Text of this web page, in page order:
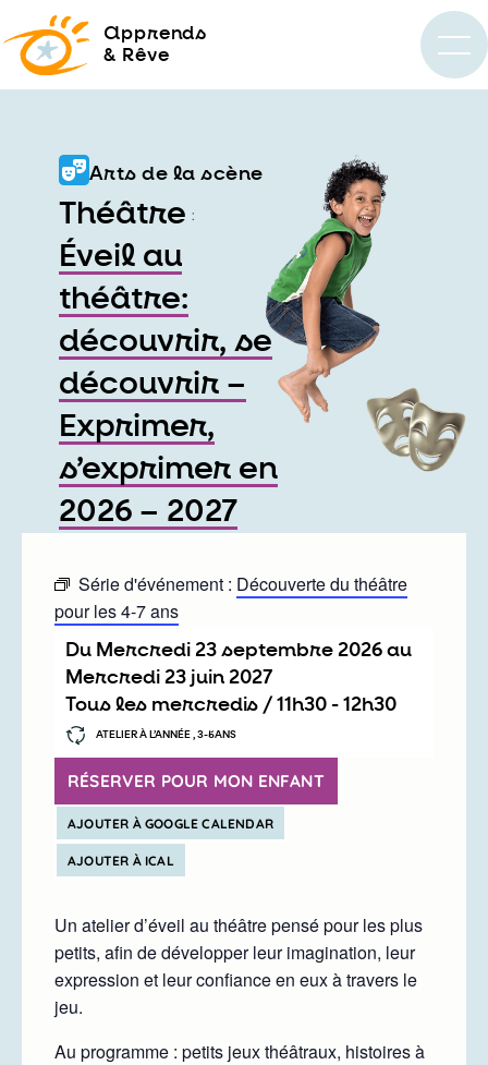
apprends
& Rêve
Arts de la scène
Théâtre :
Éveil au
théâtre:
découvrir, se
découvrir –
Exprimer,
s’exprimer en
2026 – 2027
Série d'événement : Découverte du théâtre
pour les 4-7 ans
Du mercredi 23 septembre 2026au
mercredi 23 juin 2027
Tous les mercredis / 11h30 - 12h30
ATELIER À L’ANNÉE , 3-5ANS
RÉSERVER POUR MON ENFANT
AJOUTER À GOOGLE CALENDAR
AJOUTER À ICAL
Un atelier d’éveil au théâtre pensé pour les plus
petits, afin de développer leur imagination, leur
expression et leur confiance en eux à travers le
jeu.
Au programme : petits jeux théâtraux, histoires à